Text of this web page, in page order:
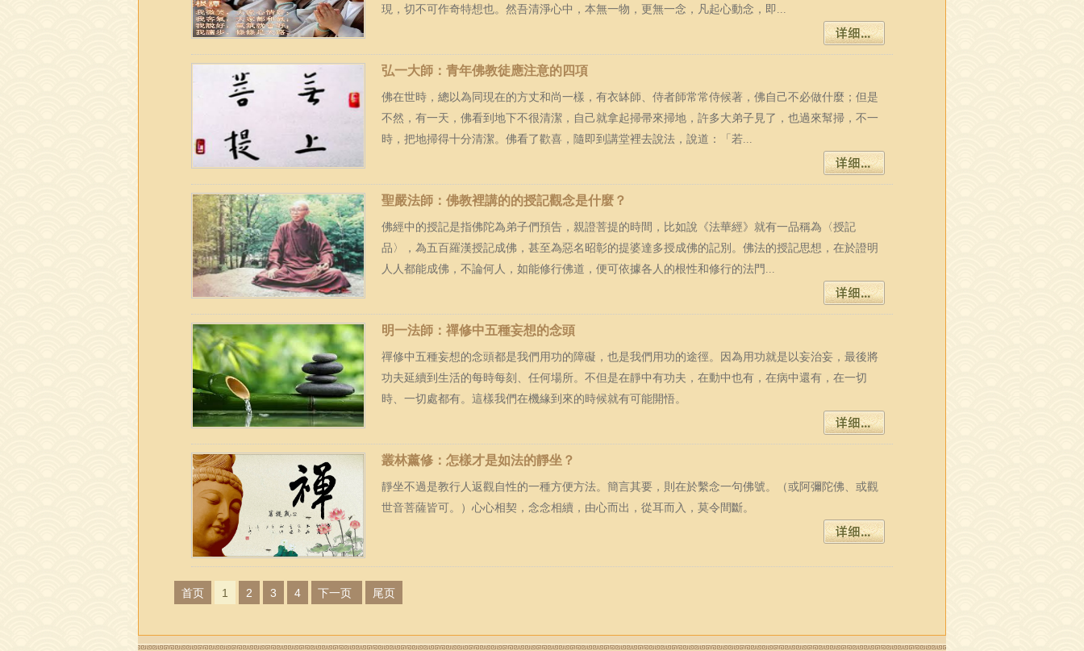
現，切不可作奇特想也。然吾清淨心中，本無一物，更無一念，凡起心動念，即...
弘一大師：青年佛教徒應注意的四項
佛在世時，總以為同現在的方丈和尚一樣，有衣缽師、侍者師常常侍候著，佛自己不必做什麼；但是
不然，有一天，佛看到地下不很清潔，自己就拿起掃帚來掃地，許多大弟子見了，也過來幫掃，不一
時，把地掃得十分清潔。佛看了歡喜，隨即到講堂裡去說法，說道：「若...
聖嚴法師：佛教裡講的的授記觀念是什麼？
佛經中的授記是指佛陀為弟子們預告，親證菩提的時間，比如說《法華經》就有一品稱為〈授記
品〉，為五百羅漢授記成佛，甚至為惡名昭彰的提婆達多授成佛的記別。佛法的授記思想，在於證明
人人都能成佛，不論何人，如能修行佛道，便可依據各人的根性和修行的法門...
明一法師：禪修中五種妄想的念頭
禪修中五種妄想的念頭都是我們用功的障礙，也是我們用功的途徑。因為用功就是以妄治妄，最後將
功夫延續到生活的每時每刻、任何場所。不但是在靜中有功夫，在動中也有，在病中還有，在一切
時、一切處都有。這樣我們在機緣到來的時候就有可能開悟。
叢林薰修：怎樣才是如法的靜坐？
靜坐不過是教行人返觀自性的一種方便方法。簡言其要，則在於繫念一句佛號。（或阿彌陀佛、或觀
世音菩薩皆可。）心心相契，念念相續，由心而出，從耳而入，莫令間斷。
首页 1 2 3 4 下一页 尾页